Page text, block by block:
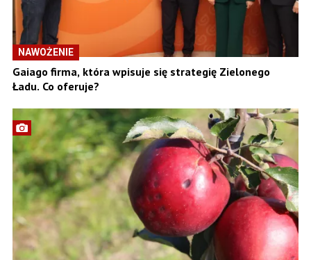
NAWOŻENIE
Gaiago firma, która wpisuje się strategię Zielonego
Ładu. Co oferuje?